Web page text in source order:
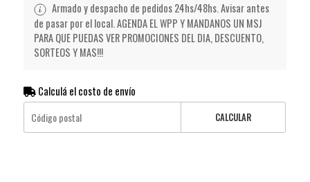
Armado y despacho de pedidos 24hs/48hs. Avisar antes
de pasar por el local. AGENDA EL WPP Y MANDANOS UN MSJ
PARA QUE PUEDAS VER PROMOCIONES DEL DIA, DESCUENTO,
SORTEOS Y MAS!!!
Calculá el costo de envío
CALCULAR